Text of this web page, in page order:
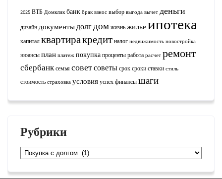
2025 ВТБ Домклик банк брак взнос выбор выгода вычет деньги
дизайндокументыдолгдомжизньжилье ипотека
капиталквартиракредитналог недвижимость новостройка
нюансыплан платеж покупкапроцентыработа расчет ремонт
сбербанксемьясоветсоветысроксрокиставки стиль
стоимость страховка условияуспехфинансышаги
Рубрики
Рубрики